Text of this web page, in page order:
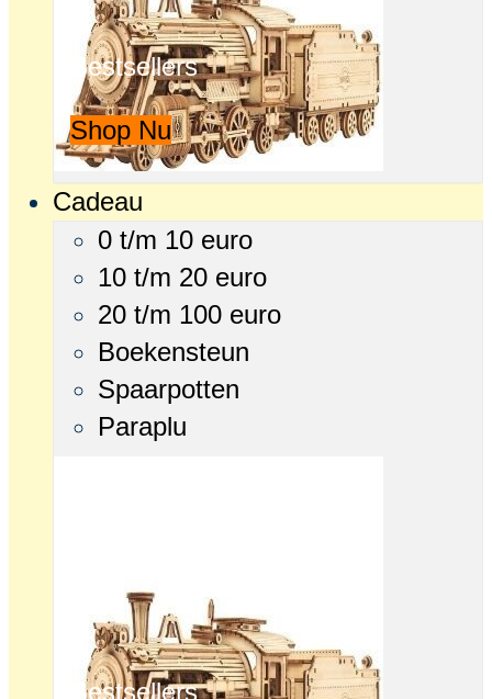
Bestsellers
Shop Nu
Cadeau
0 t/m 10 euro
10 t/m 20 euro
20 t/m 100 euro
Boekensteun
Spaarpotten
Paraplu
Bestsellers